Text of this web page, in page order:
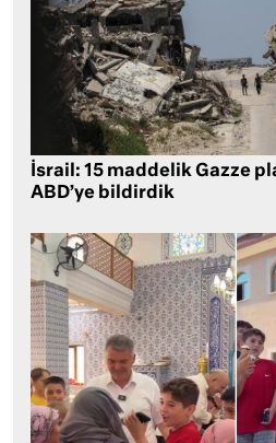
İsrail: 15 maddelik Gazze
ABD’ye bildirdik